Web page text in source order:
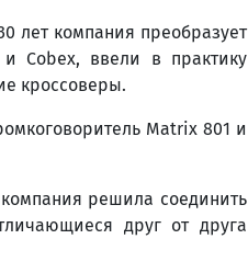
лет компания преобразует
Cobex, ввели в практику
кроссоверы.
Matrix 801 и
решила соединить
друг от друга